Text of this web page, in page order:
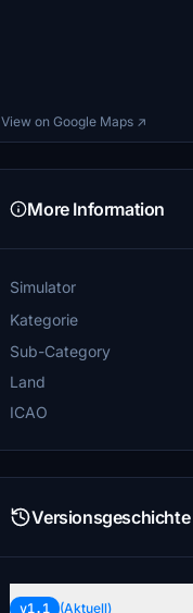
View on Google Maps ↗
More Information
Simulator
Kategorie
Sub-Category
Land
ICAO
Versionsgeschichte
v1.1 (Aktuell)